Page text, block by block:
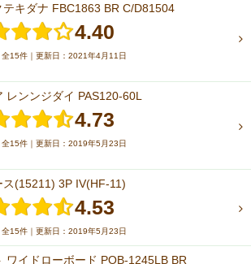
テキダナ FBC1863 BR C/D81504
4.40
全15件｜更新日：2021年4月11日
レンンジダイ PAS120-60L
4.73
全15件｜更新日：2019年5月23日
ス(15211) 3P IV(HF-11)
4.53
全15件｜更新日：2019年5月23日
ワイドローボード POB-1245LB BR